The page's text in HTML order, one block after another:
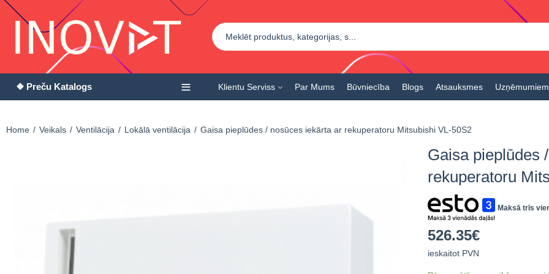
❖ Preču Katalogs Klientu Serviss Par Mums Būvniecība Blogs Atsauksmes Uzņēmumiem
Home Veikals Ventilācija Lokālā ventilācija Gaisa pieplūdes / nosūces iekārta ar rekuperatoru Mitsubishi VL-50S2
Gaisa pieplūdes
rekuperatoru
Maksā trīs
526.35€
ieskaitot PVN